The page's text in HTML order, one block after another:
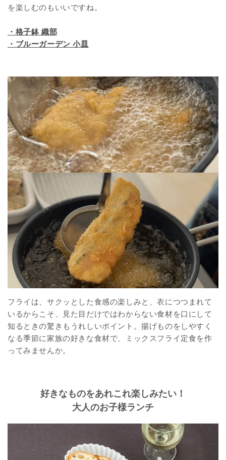
を楽しむのもいいですね。
・格子鉢 織部
・ブルーガーデン 小皿
フライは、サクッとした食感の楽しみと、衣につつまれて
いるからこそ、見た目だけではわからない食材を口にして
知るときの驚きもうれしいポイント。揚げものをしやすく
なる季節に家族の好きな食材で、ミックスフライ定食を作
ってみませんか。
好きなものをあれこれ楽しみたい！
大人のお子様ランチ